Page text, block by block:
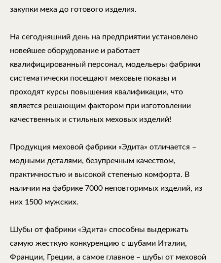
закупки меха до готового изделия.
На сегодняшний день на предприятии установлено
новейшее оборудование и работает
квалифицированный персонал, модельеры фабрики
систематически посещают меховые показы и
проходят курсы повышения квалификации, что
является решающим фактором при изготовлении
качественных и стильных меховых изделий!
Продукция меховой фабрики «Эдита» отличается –
модными деталями, безупречным качеством,
практичностью и высокой степенью комфорта. В
наличии на фабрике 7000 неповторимых изделий, из
них 1500 мужских.
Шубы от фабрики «Эдита» способны выдержать
самую жесткую конкуренцию с шубами Италии,
Франции, Греции, а самое главное – шубы от меховой